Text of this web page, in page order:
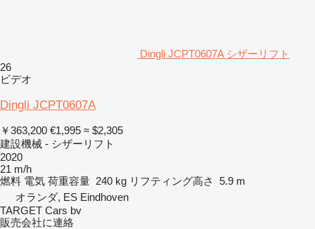
Dingli JCPT0607A シザーリフト
26
ビデオ
Dingli JCPT0607A
￥363,200 €1,995 ≈ $2,305
建設機械 - シザーリフト
2020
21 m/h
燃料 電気 荷重容量 240 kg リフティング高さ
5.9 m
オランダ, ES Eindhoven
TARGET Cars bv
販売会社に連絡